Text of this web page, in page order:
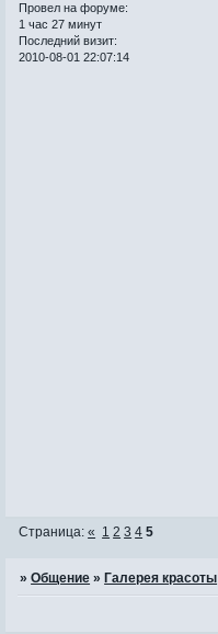
Провел на форуме:
1 час 27 минут
Последний визит:
2010-08-01 22:07:14
Страница:« 1 2 3 4 5
»Общение »Галерея красоты